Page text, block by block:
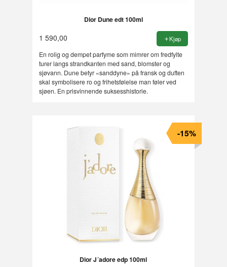
Dior Dune edt 100ml
1 590,00 Kjøp
En rolig og dempet parfyme som mimrer om fredfylte
turer langs strandkanten med sand, blomster og
sjøvann. Dune betyr «sanddyne» på fransk og duften
skal symbolisere ro og frihetsfølelse man føler ved
sjøen. En prisvinnende suksesshistorie.
Dior J´adore edp 100ml
-15%